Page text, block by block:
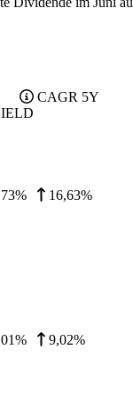
CAGR 5Y
% 16,63%
% 9,02%